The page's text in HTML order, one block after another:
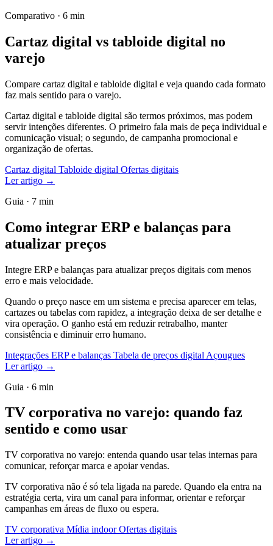
Comparativo · 6 min
Cartaz digital vs tabloide digital no
varejo
Compare cartaz digital e tabloide digital e veja quando cada formato
faz mais sentido para o varejo.
Cartaz digital e tabloide digital são termos próximos, mas podem
servir intenções diferentes. O primeiro fala mais de peça individual e
comunicação visual; o segundo, de campanha promocional e
organização de ofertas.
Cartaz digital Tabloide digital Ofertas digitais
Ler artigo →
Guia · 7 min
Como integrar ERP e balanças para
atualizar preços
Integre ERP e balanças para atualizar preços digitais com menos
erro e mais velocidade.
Quando o preço nasce em um sistema e precisa aparecer em telas,
cartazes ou tabelas com rapidez, a integração deixa de ser detalhe e
vira operação. O ganho está em reduzir retrabalho, manter
consistência e diminuir erro humano.
Integrações ERP e balanças Tabela de preços digital Açougues
Ler artigo →
Guia · 6 min
TV corporativa no varejo: quando faz
sentido e como usar
TV corporativa no varejo: entenda quando usar telas internas para
comunicar, reforçar marca e apoiar vendas.
TV corporativa não é só tela ligada na parede. Quando ela entra na
estratégia certa, vira um canal para informar, orientar e reforçar
campanhas em áreas de fluxo ou espera.
TV corporativa Mídia indoorOfertas digitais
Ler artigo →